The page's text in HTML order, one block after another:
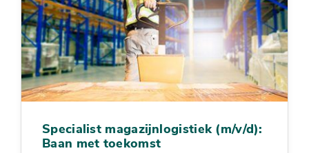
Specialist magazijnlogistiek (m/v/d):
Baan met toekomst